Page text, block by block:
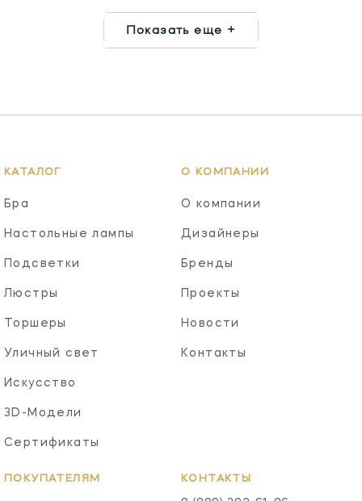
Показать еще +
КАТАЛОГ
Бра
Настольные лампы
Подсветки
Люстры
Торшеры
Уличный свет
Искусство
3D-Модели
Сертификаты
О КОМПАНИИ
О компании
Дизайнеры
Бренды
Проекты
Новости
Контакты
ПОКУПАТЕЛЯМ КОНТАКТЫ